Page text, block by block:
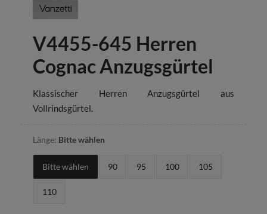
V4455-645 Herren
Cognac Anzugsgürtel
Klassischer Herren Anzugsgürtel aus
Vollrindsgürtel.
Länge: Bitte wählen
Bitte wählen 90 95 100 105
110